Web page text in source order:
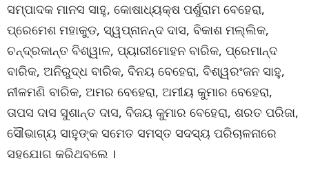
ସମ୍ପାଦକ ମାନସ ସାହୁ, କୋଷାଧ୍ୟକ୍ଷ ପର୍ଶୁରାମ ବେହେରା,
ପ୍ରେମେଶ ମହାକୁଡ, ସ୍ୱପ୍ନାନନ୍ଦ ଦାସ, ବିକାଶ ମଲ୍ଲିକ,
ଚନ୍ଦ୍ରକାନ୍ତ ବିଶ୍ୱାଳ, ପ୍ୟାରୀମୋହନ ବାରିକ, ପ୍ରେମାନ୍ଦ
ବାରିକ, ଅନିରୁଦ୍ଧ ବାରିକ, ବିନୟ ବେହେରା, ବିଶ୍ୱରଂଜନ ସାହୁ,
ନୀଳମଣି ବାରିକ, ଅମର ବେହେରା, ଅମୀୟ କୁମାର ବେହେରା,
ତାପସ ଦାସ ସୁଶାନ୍ତ ଦାସ, ବିଜୟ କୁମାର ବେହେରା, ଶରତ ପରିଜା,
ସୌଭାଗ୍ୟ ସାହୁଙ୍କ ସମେତ ସମସ୍ତ ସଦସ୍ୟ ପରିଚାଳନାରେ
ସହଯୋଗ କରିଥବଲେ ।